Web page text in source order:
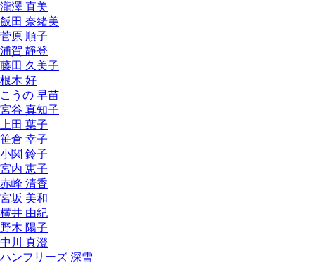
瀧澤 直美
飯田 奈緒美
菅原 順子
浦賀 靜登
藤田 久美子
根木 好
こうの 早苗
宮谷 真知子
上田 葉子
笹倉 幸子
小関 鈴子
宮内 恵子
赤峰 清香
宮坂 美和
横井 由紀
野木 陽子
中川 真澄
ハンフリーズ 深雪